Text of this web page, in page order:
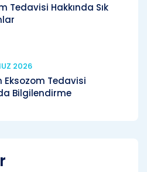
Tedavisi Hakkında Sık
2026
Eksozom Tedavisi
Bilgilendirme